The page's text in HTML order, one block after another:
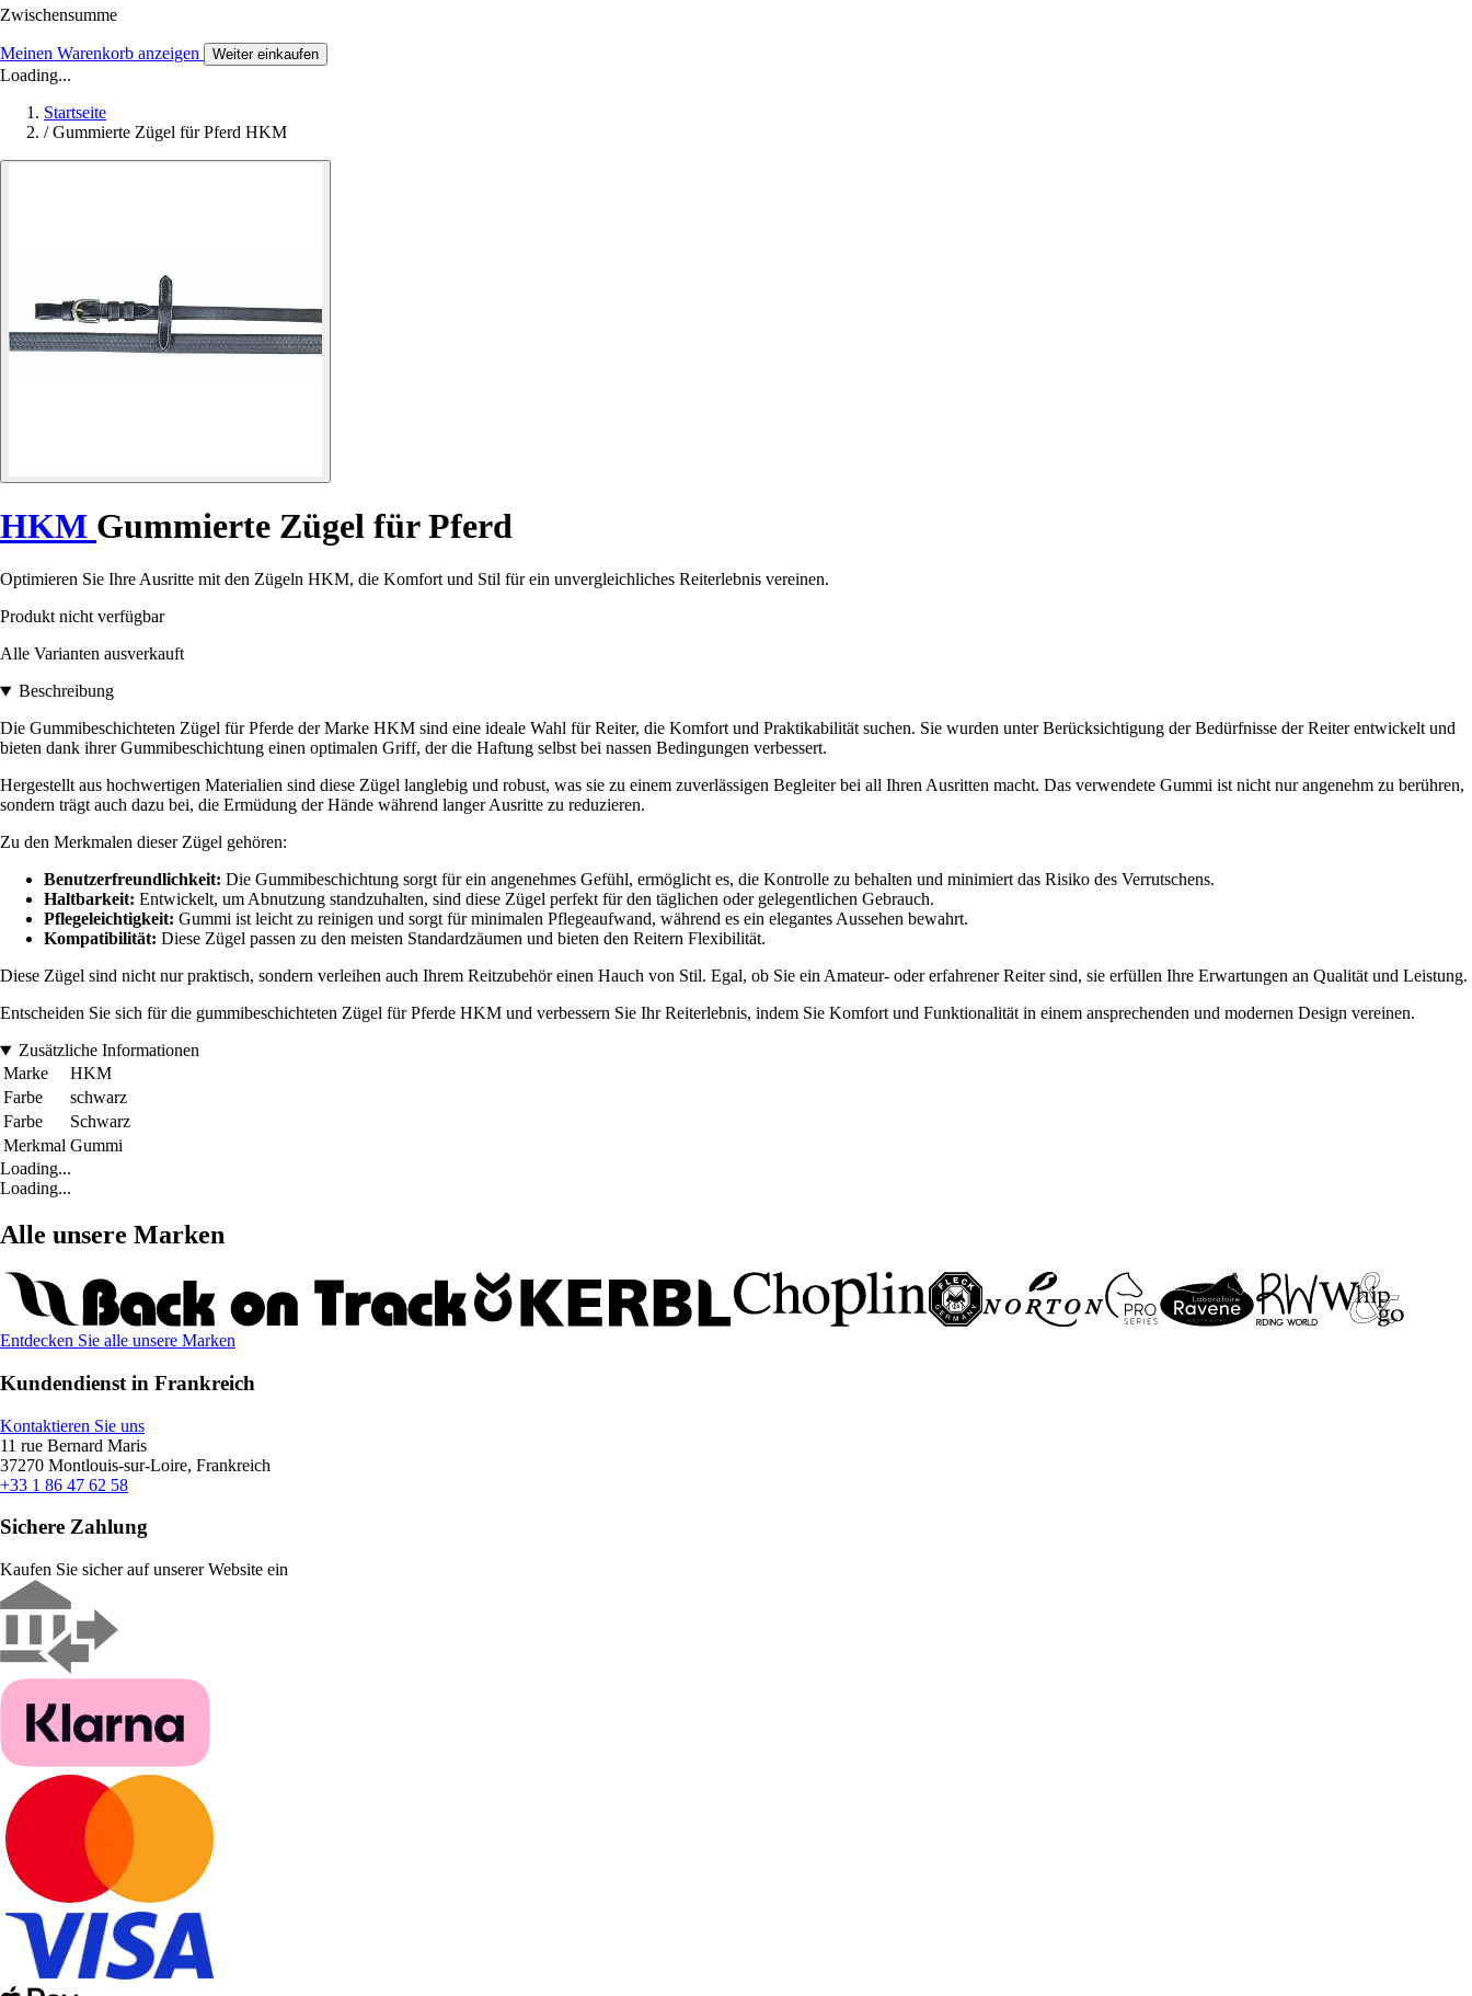
Zwischensumme
Meinen Warenkorb anzeigen Weiter einkaufen
Loading...
Startseite
/ Gummierte Zügel für Pferd HKM
HKM Gummierte Zügel für Pferd
Optimieren Sie Ihre Ausritte mit den Zügeln HKM, die Komfort und Stil für ein unvergleichliches Reiterlebnis vereinen.
Produkt nicht verfügbar
Alle Varianten ausverkauft
Beschreibung
Die Gummibeschichteten Zügel für Pferde der Marke HKM sind eine ideale Wahl für Reiter, die Komfort und Praktikabilität suchen. Sie wurden unter Berücksichtigung der Bedürfnisse der Reiter entwickelt und
bieten dank ihrer Gummibeschichtung einen optimalen Griff, der die Haftung selbst bei nassen Bedingungen verbessert.
Hergestellt aus hochwertigen Materialien sind diese Zügel langlebig und robust, was sie zu einem zuverlässigen Begleiter bei all Ihren Ausritten macht. Das verwendete Gummi ist nicht nur angenehm zu berühren,
sondern trägt auch dazu bei, die Ermüdung der Hände während langer Ausritte zu reduzieren.
Zu den Merkmalen dieser Zügel gehören:
Benutzerfreundlichkeit: Die Gummibeschichtung sorgt für ein angenehmes Gefühl, ermöglicht es, die Kontrolle zu behalten und minimiert das Risiko des Verrutschens.
Haltbarkeit: Entwickelt, um Abnutzung standzuhalten, sind diese Zügel perfekt für den täglichen oder gelegentlichen Gebrauch.
Pflegeleichtigkeit: Gummi ist leicht zu reinigen und sorgt für minimalen Pflegeaufwand, während es ein elegantes Aussehen bewahrt.
Kompatibilität: Diese Zügel passen zu den meisten Standardzäumen und bieten den Reitern Flexibilität.
Diese Zügel sind nicht nur praktisch, sondern verleihen auch Ihrem Reitzubehör einen Hauch von Stil. Egal, ob Sie ein Amateur- oder erfahrener Reiter sind, sie erfüllen Ihre Erwartungen an Qualität und Leistung.
Entscheiden Sie sich für die gummibeschichteten Zügel für Pferde HKM und verbessern Sie Ihr Reiterlebnis, indem Sie Komfort und Funktionalität in einem ansprechenden und modernen Design vereinen.
Zusätzliche Informationen
Marke
HKM
Farbe
schwarz
Farbe
Schwarz
Merkmal Gummi
Loading...
Loading...
Alle unsere Marken
Entdecken Sie alle unsere Marken
Kundendienst in Frankreich
Kontaktieren Sie uns
11 rue Bernard Maris
37270 Montlouis-sur-Loire, Frankreich
+33 1 86 47 62 58
Sichere Zahlung
Kaufen Sie sicher auf unserer Website ein